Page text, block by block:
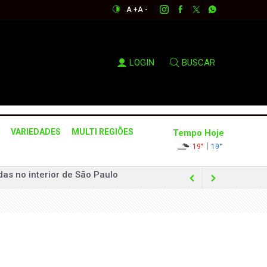
A +A -
LOGIN BUSCAR
VARIEDADES
MULTI REGIÕES
Tempo Hoje
19° | 19°